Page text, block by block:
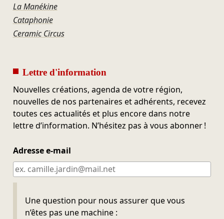
La Manékine
Cataphonie
Ceramic Circus
Lettre d'information
Nouvelles créations, agenda de votre région,
nouvelles de nos partenaires et adhérents, recevez
toutes ces actualités et plus encore dans notre
lettre d’information. N’hésitez pas à vous abonner !
Adresse e-mail
Une question pour nous assurer que vous
n’êtes pas une machine :
Ne pas remplir